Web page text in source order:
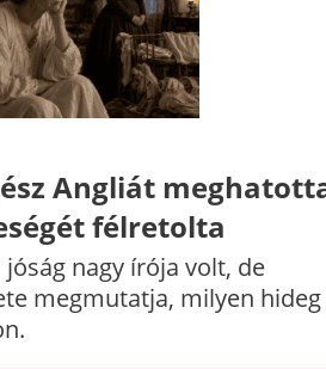
Angliát
félretolta
nagy írója volt, de
megmutatja, milyen hideg